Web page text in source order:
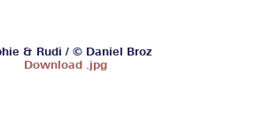
& Rudi / © Daniel Broz
Download .jpg